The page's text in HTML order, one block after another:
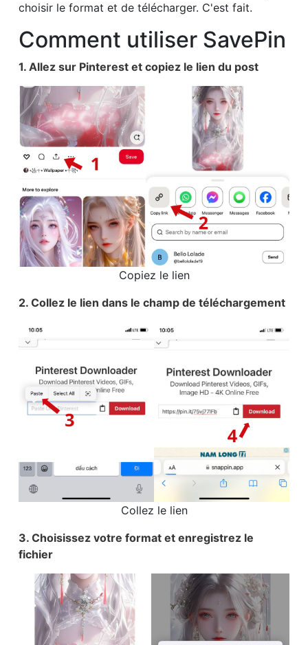
choisir le format et de télécharger. C'est fait.
Comment utiliser SavePin
1. Allez sur Pinterest et copiez le lien du post
Copiez le lien
2. Collez le lien dans le champ de téléchargement
Collez le lien
3. Choisissez votre format et enregistrez le
fichier